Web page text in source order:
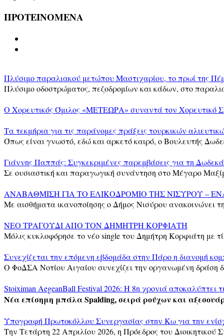
ΠΡΟΤΕΙΝΟΜΕΝΑ
Πλύσιμο παραλιακού μετώπου Μαστιχαρίου, το πρωί της
Πλύσιμο οδοστρώματος, πεζοδρομίων και κάδων, στο
Ο Χορευτικός Όμιλος «ΜΕΤΕΩΡΑ» συναντά τον
Τα τεκμήρια για τις παράνομες πράξεις τουρκικών
Όπως είναι γνωστό, εδώ και αρκετό καιρό, ο Βουλευτής
Γιάννης Παππάς: Συγκεκριμένες παρεμβάσεις για τη
Σε ουσιαστική και παραγωγική συνάντηση στο Μέγαρο
ΑΝΑΒΑΘΜΙΣΗ ΓΙΑ ΤΟ ΕΛΙΚΟΔΡΟΜΙΟ ΤΗΣ ΝΙΣΥΡΟΥ –
Με αισθήματα ικανοποίησης ο Δήμος Νισύρου ανακοινώνει
ΝΕΟ ΤΡΑΓΟΥΔΙ ΑΠΟ ΤΟΝ ΔΗΜΗΤΡΗ ΚΟΡΦΙΑΤΗ
Μόλις κυκλοφόρησε το νέο single του Δημήτρη Κορφιάτη με
Συνεχίζεται την επόμενη εβδομάδα στην Πάρο η διανομή
Ο ΦοΔΣΑ Νοτίου Αιγαίου συνεχίζει την οργανωμένη δράση
Stoiximan AegeanBall Festival 2026: Η 8η χρονιά αποκαλύπτει
Νέα επίσημη μπάλα Spalding, σειρά ρούχων και
Υπογραφή Πρωτοκόλλου Συνεργασίας στην Κω για την
Την Τετάρτη 22 Απριλίου 2026, η Πρόεδρος του Διοικητικού